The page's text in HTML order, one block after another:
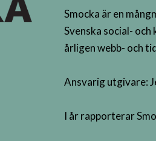
Smocka är en
Svenska social-
årligen webb- och
Ansvarig utgivare:
I år rapporterar